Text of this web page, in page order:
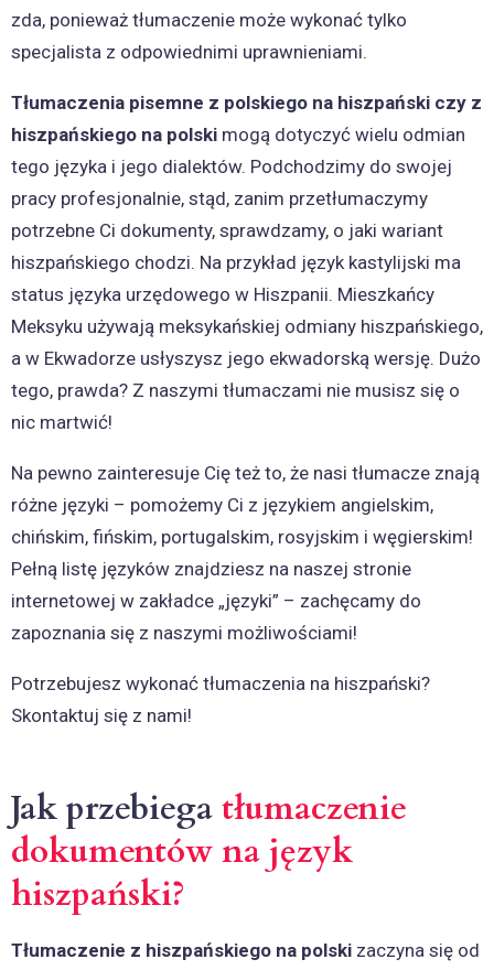
zda, ponieważ tłumaczenie może wykonać tylko
specjalista z odpowiednimi uprawnieniami.
Tłumaczenia pisemne z polskiego na hiszpański czy z
hiszpańskiego na polski mogą dotyczyć wielu odmian
tego języka i jego dialektów. Podchodzimy do swojej
pracy profesjonalnie, stąd, zanim przetłumaczymy
potrzebne Ci dokumenty, sprawdzamy, o jaki wariant
hiszpańskiego chodzi. Na przykład język kastylijski ma
status języka urzędowego w Hiszpanii. Mieszkańcy
Meksyku używają meksykańskiej odmiany hiszpańskiego,
a w Ekwadorze usłyszysz jego ekwadorską wersję. Dużo
tego, prawda? Z naszymi tłumaczami nie musisz się o
nic martwić!
Na pewno zainteresuje Cię też to, że nasi tłumacze znają
różne języki – pomożemy Ci z językiem angielskim,
chińskim, fińskim, portugalskim, rosyjskim i węgierskim!
Pełną listę języków znajdziesz na naszej stronie
internetowej w zakładce „języki” – zachęcamy do
zapoznania się z naszymi możliwościami!
Potrzebujesz wykonać tłumaczenia na hiszpański?
Skontaktuj się z nami!
Jak przebiegatłumaczenie
dokumentów na język
hiszpański?
Tłumaczenie z hiszpańskiego na polski zaczyna się od